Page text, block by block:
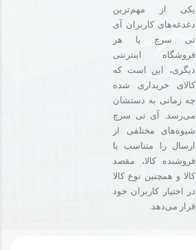
یکی از مهم‌ترین
دغدغه‌های کاربران آی
تی سرچ یا هر
فروشگاه‌ اینترنتی
دیگری، این است که
کالای خریداری شده
چه زمانی به دستشان
می‌رسد. آی تی سرچ
شیوه‌های مختلفی از
ارسال را متناسب با
فروشنده کالا،‌ مقصد
کالا و همچنین نوع کالا
در اختیار کاربران خود
قرار می‌دهد.